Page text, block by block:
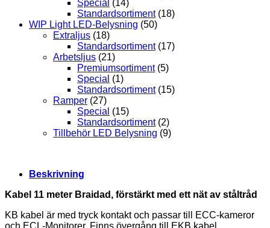
Special (14)
Standardsortiment (18)
WIP Light LED-Belysning (50)
Extraljus (18)
Standardsortiment (17)
Arbetsljus (21)
Premiumsortiment (5)
Special (1)
Standardsortiment (15)
Ramper (27)
Special (15)
Standardsortiment (2)
Tillbehör LED Belysning (9)
Beskrivning
Kabel 11 meter Braidad, förstärkt med ett nät av ståltråd
KB kabel är med tryck kontakt och passar till ECC-kameror
och ECL-Monitorer. Finns övergång till EKB kabel,